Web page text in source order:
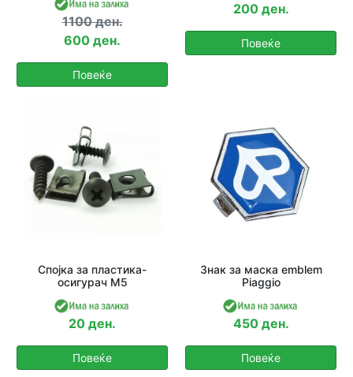
1100 ден.
600 ден.
Повеќе
200 ден.
Повеќе
Спојка за пластика-
осигурач М5
20 ден.
Повеќе
Знак за маска emblem
Piaggio
450 ден.
Повеќе